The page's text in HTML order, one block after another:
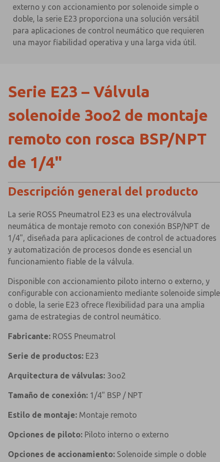
externo y con accionamiento por solenoide simple o
doble, la serie E23 proporciona una solución versátil
para aplicaciones de control neumático que requieren
una mayor fiabilidad operativa y una larga vida útil.
Serie E23 – Válvula
solenoide 3oo2 de montaje
remoto con rosca BSP/NPT
de 1/4"
Descripción general del producto
La serie ROSS Pneumatrol E23 es una electroválvula
neumática de montaje remoto con conexión BSP/NPT de
1/4", diseñada para aplicaciones de control de actuadores
y automatización de procesos donde es esencial un
funcionamiento fiable de la válvula.
Disponible con accionamiento piloto interno o externo, y
configurable con accionamiento mediante solenoide simple
o doble, la serie E23 ofrece flexibilidad para una amplia
gama de estrategias de control neumático.
Fabricante: ROSS Pneumatrol
Serie de productos: E23
Arquitectura de válvulas: 3oo2
Tamaño de conexión: 1/4" BSP / NPT
Estilo de montaje: Montaje remoto
Opciones de piloto: Piloto interno o externo
Opciones de accionamiento: Solenoide simple o doble